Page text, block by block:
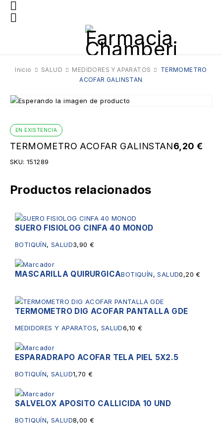
Inicio SALUD MEDIDORES Y APARATOS
TERMOMETRO
ACOFAR GALINSTAN
EN EXISTENCIA
TERMOMETRO ACOFAR GALINSTAN6,20 €
SKU: 151289
Productos relacionados
SUERO FISIOLOG CINFA 40 MONOD
BOTIQUÍN,SALUD3,90€
MASCARILLA QUIRURGICABOTIQUÍN,SALUD0,20€
TERMOMETRO DIG ACOFAR PANTALLA GDE
MEDIDORES Y APARATOS, SALUD6,10 €
ESPARADRAPO ACOFAR TELA PIEL 5X2.5
BOTIQUÍN,SALUD1,70€
SALVELOX APOSITO CALLICIDA 10 UND
BOTIQUÍN,SALUD8,00€